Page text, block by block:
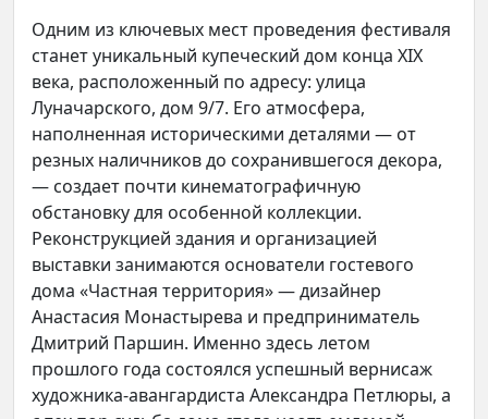
Одним из ключевых мест проведения фестиваля
станет уникальный купеческий дом конца XIX
века, расположенный по адресу: улица
Луначарского, дом 9/7. Его атмосфера,
наполненная историческими деталями — от
резных наличников до сохранившегося декора,
— создает почти кинематографичную
обстановку для особенной коллекции.
Реконструкцией здания и организацией
выставки занимаются основатели гостевого
дома «Частная территория» — дизайнер
Анастасия Монастырева и предприниматель
Дмитрий Паршин. Именно здесь летом
прошлого года состоялся успешный вернисаж
художника-авангардиста Александра Петлюры, а